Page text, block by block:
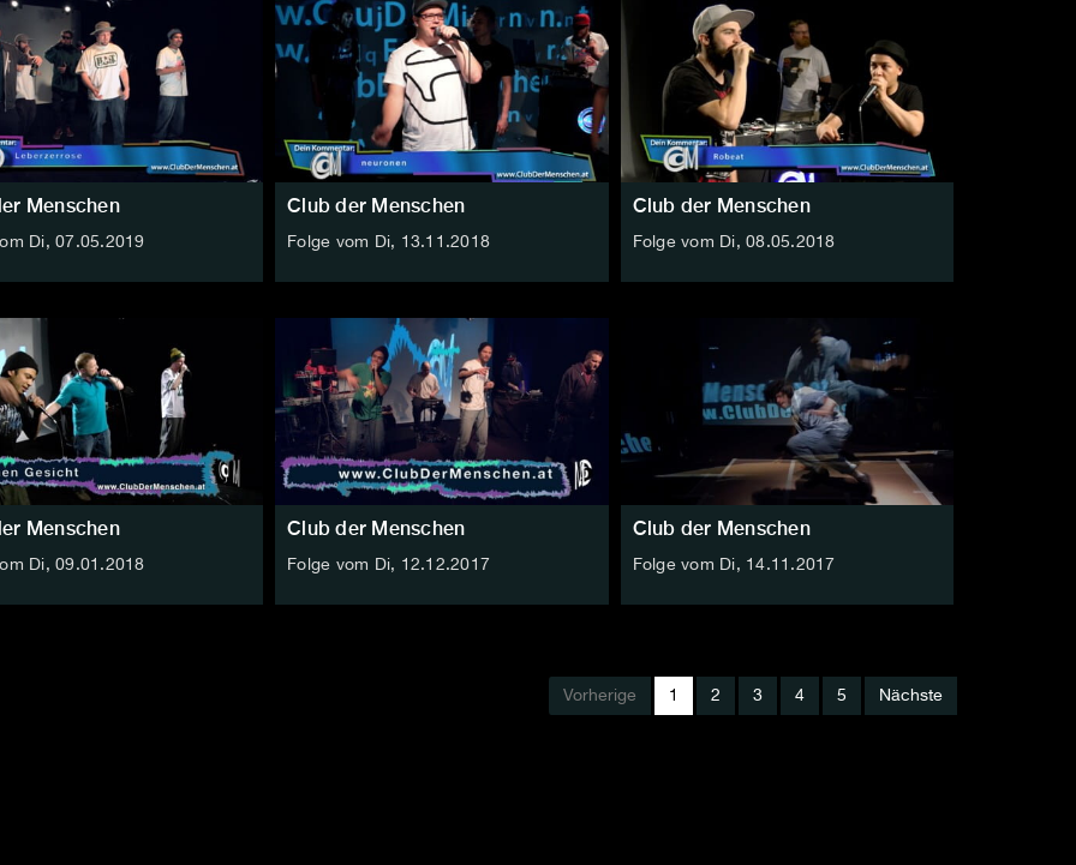
Menschen
Di, 07.05.2019
Club der Menschen
Folge vom Di, 13.11.2018
Club der Menschen
Folge vom Di, 08.05.2018
Menschen
Di, 09.01.2018
Club der Menschen
Folge vom Di, 12.12.2017
Club der Menschen
Folge vom Di, 14.11.2017
Vorherige 1 2 3 4 5 Nächste